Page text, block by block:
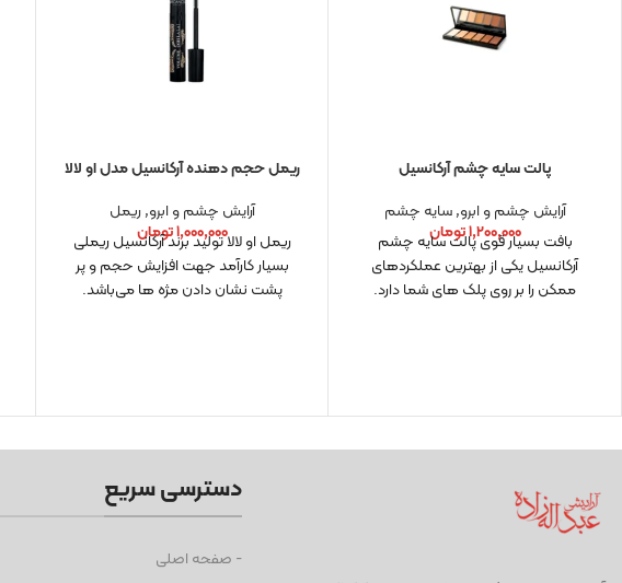
پالت سایه چشم آرکانسیل
آرایش چشم و ابرو,سایه چشم
۱,۲۰۰,۰۰۰تومان
بافت بسیار قوی پالت سایه چشم
آرکانسیل یکی از بهترین عملکردهای
ممکن را بر روی پلک های شما دارد.
ریمل حجم دهنده آرکانسیل مدل او لالا
آرایش چشم و ابرو, ریمل
۱,۰۰۰,۰۰۰تومان
ریمل او لالا تولید برند آرکانسیل ریملی
بسیار کارآمد جهت افزایش حجم و پر
پشت نشان دادن مژه ها می‌باشد.
دسترسی سریع
- صفحه اصلی